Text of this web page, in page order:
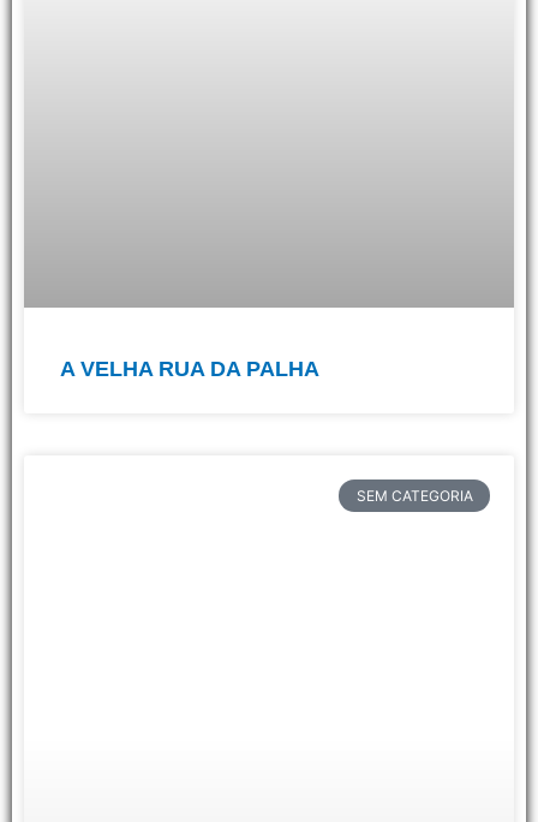
A VELHA RUA DA PALHA
SEM CATEGORIA